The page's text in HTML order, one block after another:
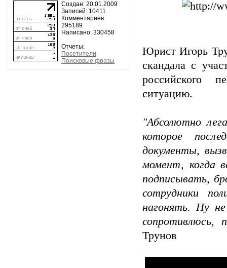
Создан: 20.01.2009
Записей: 10411
Комментариев:
295189
Написано: 330458
Отчеты:
Посетители
Поисковые фразы
Юрист Игорь
скандала с
российского
ситуацию.
"Абсолютно
которое
документы,
момент, когда
подписывать,
сотрудники
нагонять. Ну
сопротивлюсь,
Трунов